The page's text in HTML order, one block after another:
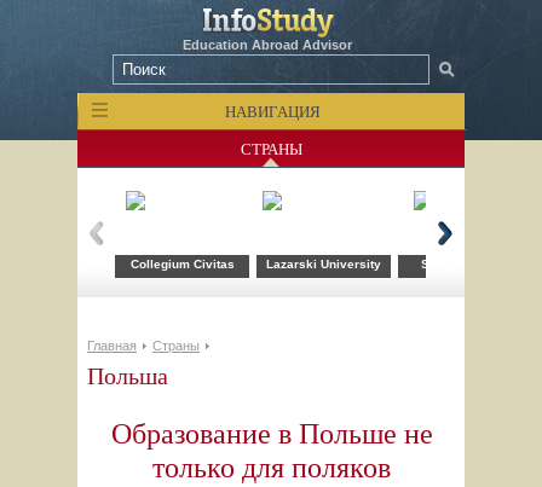
Education Abroad Advisor
НАВИГАЦИЯ
СТРАНЫ
Collegium Civitas Lazarski University School of Form
Главная Страны
Польша
Образование в Польше не
только для поляков